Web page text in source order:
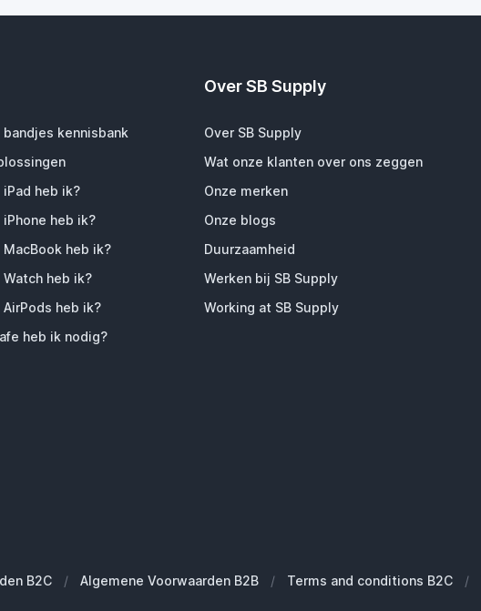
kennisbank
heb ik?
heb ik?
heb ik?
heb ik?
heb ik?
heb ik nodig?
Over SB Supply
Over SB Supply
Wat onze klanten over ons zeggen
Onze merken
Onze blogs
Duurzaamheid
Werken bij SB Supply
Working at SB Supply
B2C / Algemene Voorwaarden B2B / Terms and conditions B2C /